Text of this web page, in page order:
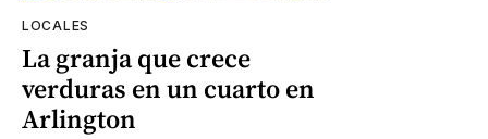
LOCALES
La granja que crece
verduras en un cuarto en
Arlington